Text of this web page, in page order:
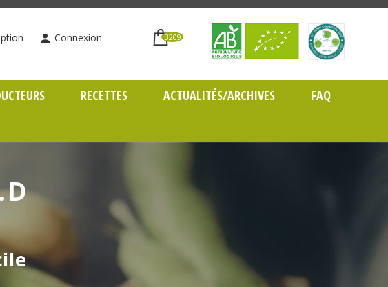
Connexion 3209
RECETTES ACTUALITÉS/ARCHIVES
FAQ